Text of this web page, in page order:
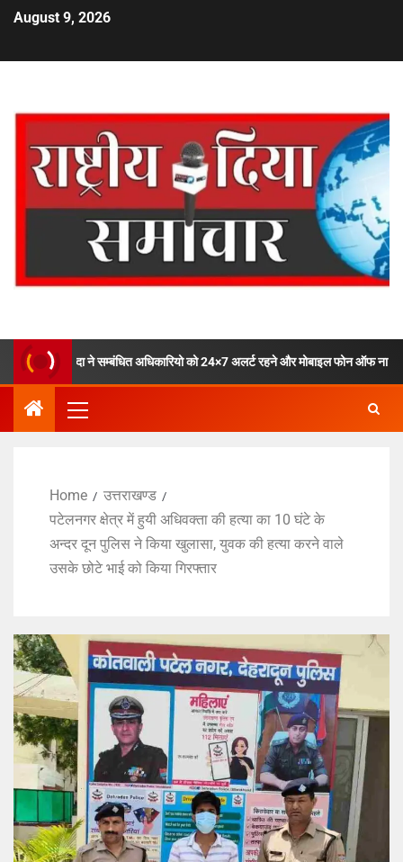
August 9, 2026
अधिकारियो को 24×7 अलर्ट रहने और मोबाइल फोन ऑफ ना करने के दिये निर्देश !
Home
उत्तराखण्ड
पटेलनगर क्षेत्र में हुयी अधिवक्ता की हत्या का 10 घंटे के
अन्दर दून पुलिस ने किया खुलासा, युवक की हत्या करने वाले
उसके छोटे भाई को किया गिरफ्तार